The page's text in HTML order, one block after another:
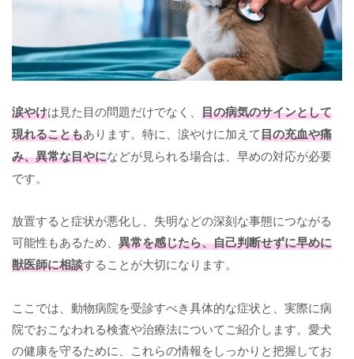
涙やけは見た目の問題だけでなく、 目の病気のサインとして
現れることもあります。特に、涙やけに加えて目の充血や痛
み、異常な目やになどが見られる場合は、早めの対応が必要
です。
放置すると症状が悪化し、失明などの深刻な事態につながる
可能性もあるため、 異常を感じたら、自己判断せずに早めに
獣医師に相談することが大切になります。
ここでは、動物病院を受診すべき具体的な症状と、実際に病
院でおこなわれる検査や治療法についてご紹介します。愛犬
の健康を守るために、これらの情報をしっかりと把握してお